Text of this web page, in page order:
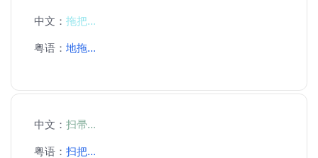
中文： 拖把...
粤语： 地拖...
中文： 扫帚...
粤语： 扫把...